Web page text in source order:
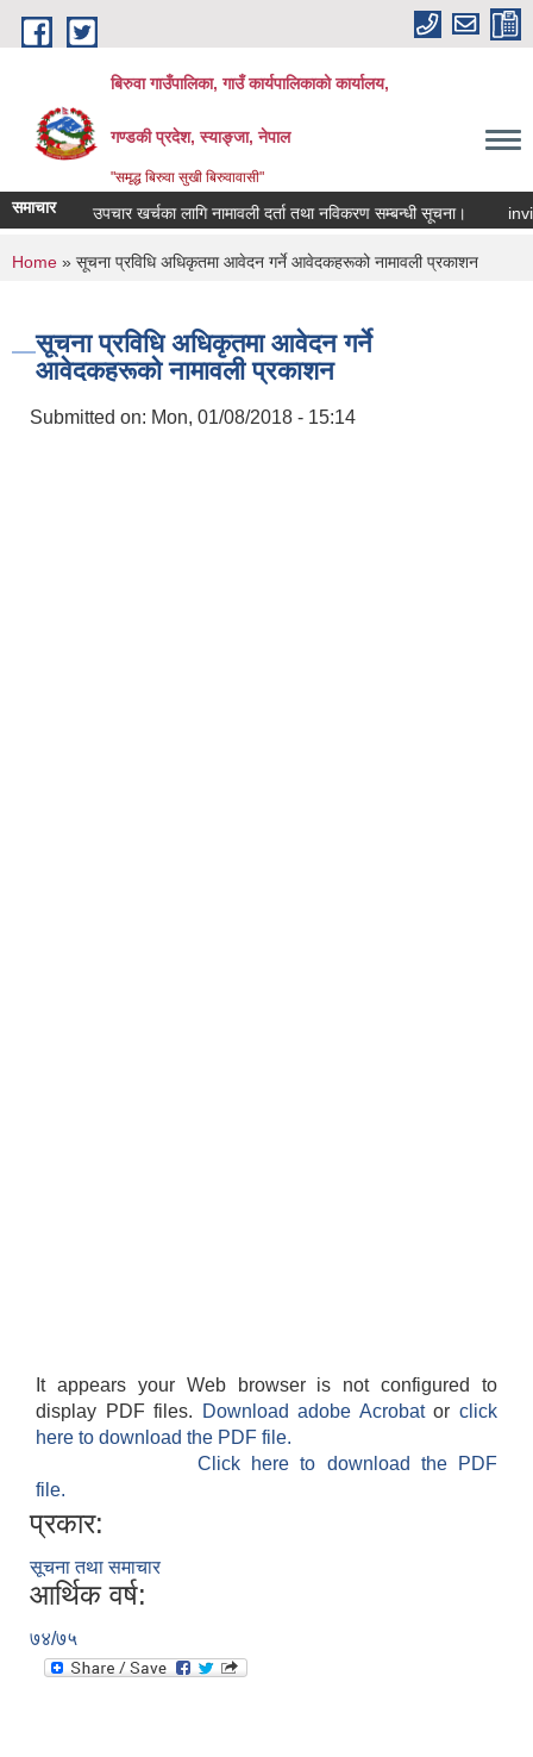
Skip to main content
बिरुवा गाउँपालिका, गाउँ कार्यपालिकाको कार्यालय,
गण्डकी प्रदेश, स्याङ्जा, नेपाल
"समृद्ध बिरुवा सुखी बिरुवावासी"
समाचार
औषधि उपचार खर्चका लागि नामावली दर्ता तथा नविकरण सम्बन्धी सूचना।
You are here
Home » सूचना प्रविधि अधिकृतमा आवेदन गर्ने आवेदकहरूको नामावली प्रकाशन
सूचना प्रविधि अधिकृतमा आवेदन गर्ने
आवेदकहरूको नामावली प्रकाशन
Submitted on: Mon, 01/08/2018 - 15:14
It appears your Web browser is not configured to
display PDF files.
Download adobe Acrobatorclick
here to download the PDF file.
Click here to download the PDF
file.
प्रकार:
सूचना तथा समाचार
आर्थिक वर्ष:
७४/७५